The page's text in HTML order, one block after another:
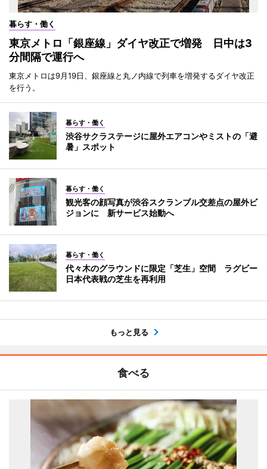
暮らす・働く
東京メトロ「銀座線」ダイヤ改正で増発 日中は3
分間隔で運行へ
東京メトロは9月19日、銀座線と丸ノ内線で列車を増発するダイヤ改正
を行う。
暮らす・働く
渋谷サクラステージに屋外エアコンやミストの「避
暑」スポット
暮らす・働く
観光客の顔写真が渋谷スクランブル交差点の屋外ビ
ジョンに 新サービス始動へ
暮らす・働く
代々木のグラウンドに限定「芝生」空間 ラグビー
日本代表戦の芝生を再利用
もっと見る
食べる